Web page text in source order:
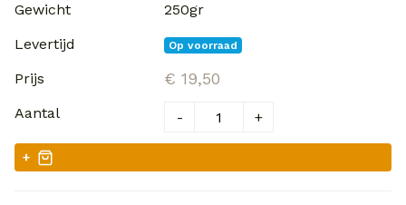
250gr
Op voorraad
€ 19,50
- +
+